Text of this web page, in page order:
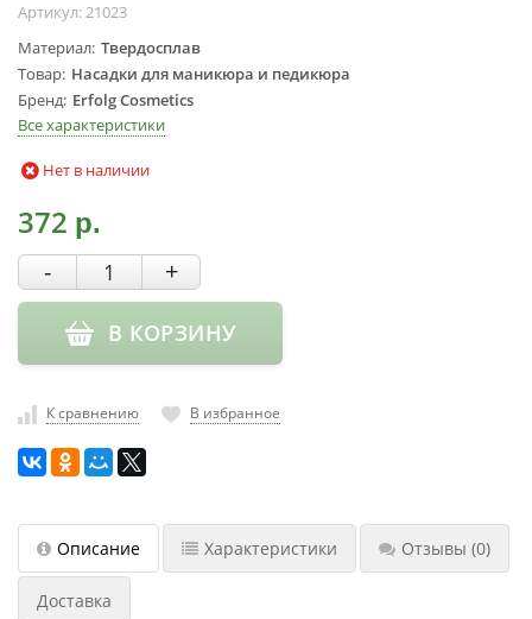
Инструменты
Лампа-лупа
Лампы
Пылесосы
УЗ-ванны
Фрезы и
насадки
Хранение
инструмента
РАСПРОДАЖА
Артикул:21023
Материал Твердосплав
Товар Насадки для маникюра и педикюра
Бренд Erfolg Cosmetics
Все характеристики
Нет в наличии
372 р.
- +
В КОРЗИНУ
К сравнению В избранное
Описание Характеристики Отзывы (0)
Доставка